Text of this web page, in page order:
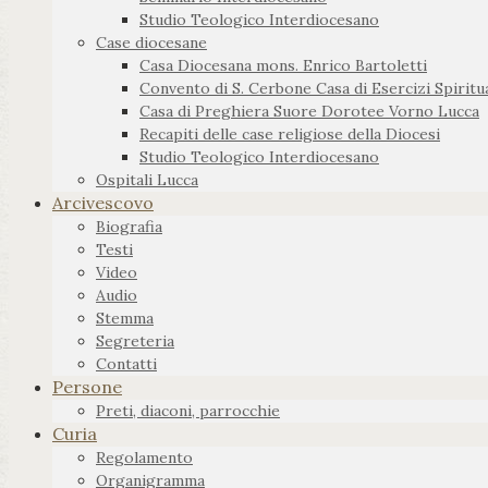
Studio Teologico Interdiocesano
Case diocesane
Casa Diocesana mons. Enrico Bartoletti
Convento di S. Cerbone Casa di Esercizi
Casa di Preghiera Suore Dorotee Vorno Lucca
Recapiti delle case religiose della Diocesi
Studio Teologico Interdiocesano
Ospitali Lucca
Arcivescovo
Biografia
Testi
Video
Audio
Stemma
Segreteria
Contatti
Persone
Preti, diaconi, parrocchie
Curia
Regolamento
Organigramma